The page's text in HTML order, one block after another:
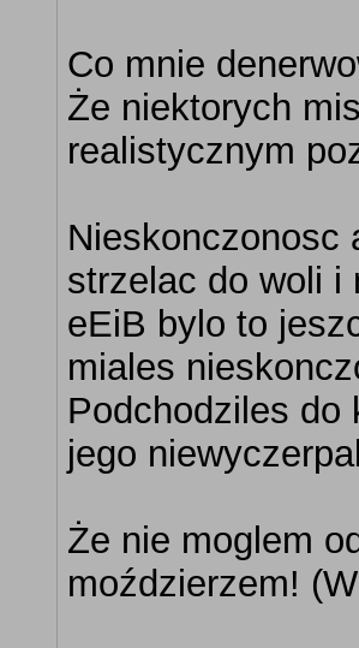
Co mnie
Że niektorych
realistycznym
Nieskonczonosc
strzelac do woli i
eEiB bylo to
miales
Podchodziles do
jego
Że nie moglem
moździerzem!